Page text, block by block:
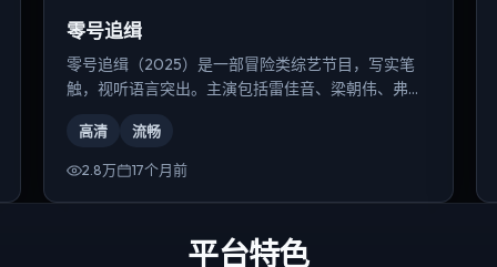
零号追缉
零号追缉（2025）是一部冒险类综艺节目，写实笔
触，视听语言突出。主演包括雷佳音、梁朝伟、弗洛
高清 流畅
2.8万 17个月前
平台特色